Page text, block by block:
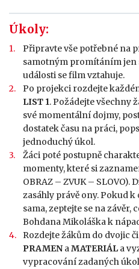
Úkoly:
Připravte vše potřebné na
samotným promítáním jen
události se film vztahuje.
Po projekci rozdejte
LIST 1. Požádejte všechny
své momentální dojmy,
dostatek času na práci,
jednoduchý úkol.
Žáci poté postupně
momenty, které si
OBRAZ – ZVUK – SLOVO).
zasáhly právě ony. Pokud
sama, zeptejte se na
Bohdana Mikoláška k
Rozdejte žákům do dvojic
PRAMEN aMATERIÁL a
vypracování zadaných